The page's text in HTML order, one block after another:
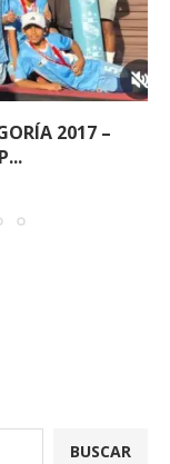
2017 –
BUSCAR